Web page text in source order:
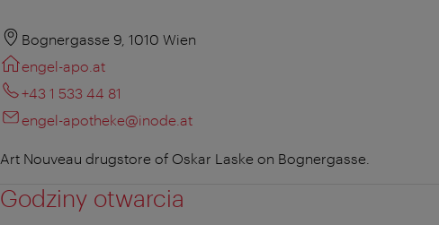
Bognergasse 9, 1010 Wien
engel-apo.at
+43 1 533 44 81
engel-apotheke@inode.at
Art Nouveau drugstore of Oskar Laske on Bognergasse.
Godziny otwarcia